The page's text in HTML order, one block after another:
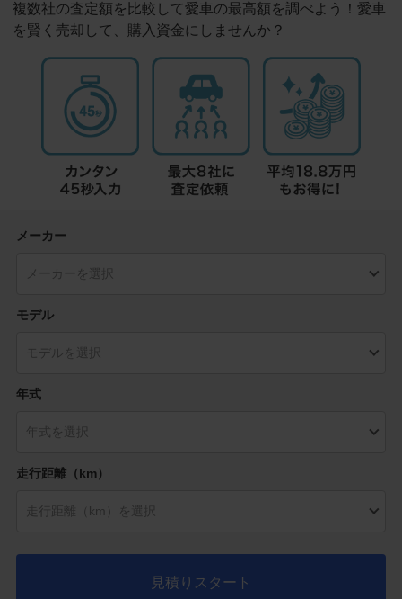
複数社の査定額を比較して愛車の最高額を調べよう！愛車
を賢く売却して、購入資金にしませんか？
メーカー
モデル
年式
走行距離（km）
見積りスタート